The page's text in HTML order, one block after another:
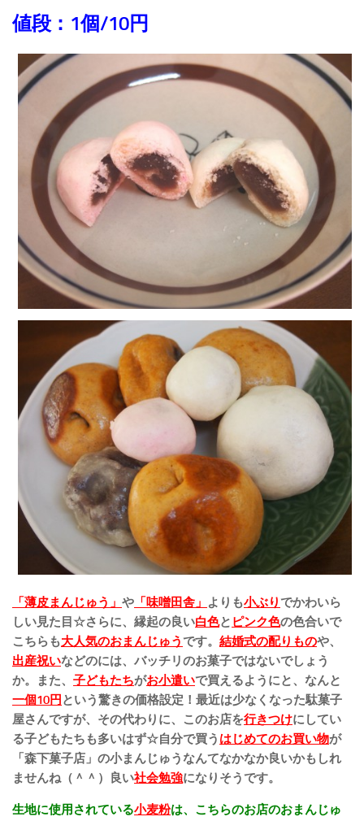
値段：1個/10円
「薄皮まんじゅう」 や 「味噌田舎」 よりも小ぶり でかわいら
しい見た目☆さらに、縁起の良い白色と ピンク色の色合いで
こちらも大人気のおまんじゅう です。 結婚式の配りものや、
出産祝いなどのには、バッチリのお菓子ではないでしょう
か。また、 子どもたちがお小遣いで買えるようにと、なんと
一個10円 という驚きの価格設定！最近は少なくなった駄菓子
屋さんですが、その代わりに、このお店を行きつけにしてい
る子どもたちも多いはず☆自分で買う はじめてのお買い物が
「森下菓子店」の小まんじゅうなんてなかなか良いかもしれ
ませんね（＾＾）良い社会勉強になりそうです。
生地に使用されている小麦粉は、こちらのお店のおまんじゅ